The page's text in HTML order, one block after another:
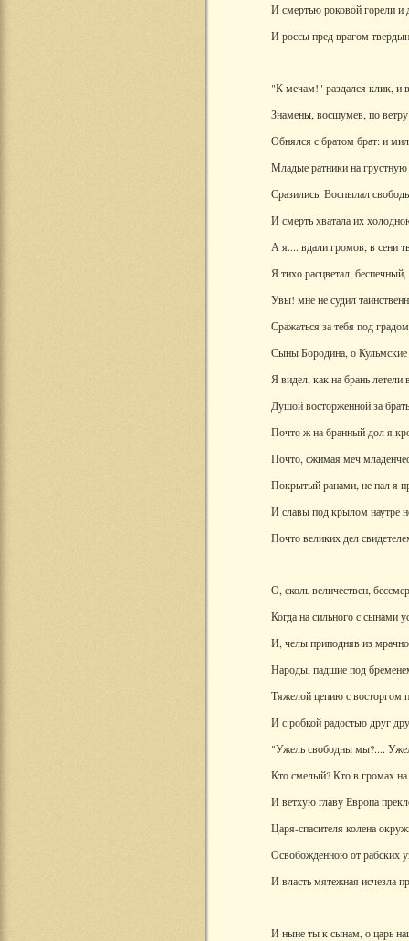
И смертью роковой горели и
И россы пред врагом
"К мечам!" раздался клик, и
Знамены, восшумев, по ветру
Обнялся с братом брат: и
Младые ратники на грустную
Сразились. Воспылал
И смерть хватала их
А я.... вдали громов, в сени
Я тихо расцветал,
Увы! мне не судил
Сражаться за тебя под
Сыны Бородина, о Кульмские
Я видел, как на брань летели
Душой восторженной за
Почто ж на бранный дол я
Почто, сжимая меч
Покрытый ранами, не пал я
И славы под крылом наутре
Почто великих дел
О, сколь величествен,
Когда на сильного с сынами
И, челы приподняв из
Народы, падшие под
Тяжелой цепию с восторгом
И с робкой радостью друг
"Ужель свободны мы?....
Кто смелый? Кто в громах на
И ветхую главу Европа
Царя-спасителя колена
Освобожденною от рабских
И власть мятежная исчезла
И ныне ты к сынам, о царь